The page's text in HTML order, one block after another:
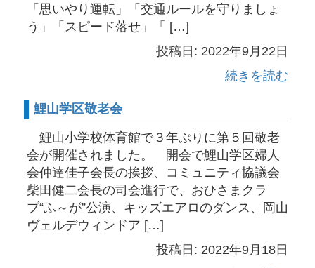
「思いやり運転」「交通ルールを守りましょ
う」「スピード落せ」「 […]
投稿日: 2022年9月22日
続きを読む
鯉山学区敬老会
鯉山小学校体育館で３年ぶりに第５回敬老
会が開催されました。 開会で鯉山学区婦人
会仲達佳子会長の挨拶、コミュニティ協議会
柴田健二会長の司会進行で、おひさまクラ
ブ“ふ～が”公演、キッズエアロのダンス、岡山
ヴェルデウィンドア […]
投稿日: 2022年9月18日